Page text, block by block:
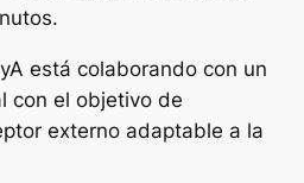
está colaborando con un
con el objetivo de
externo adaptable a la